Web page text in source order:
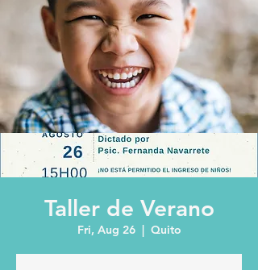
Taller de Verano
Fri, Aug 26
  |
Quito